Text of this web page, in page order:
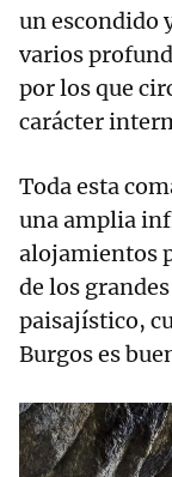
un escondido
varios
por los que
carácter
Toda esta
una amplia
alojamientos
de los
paisajístico,
Burgos es